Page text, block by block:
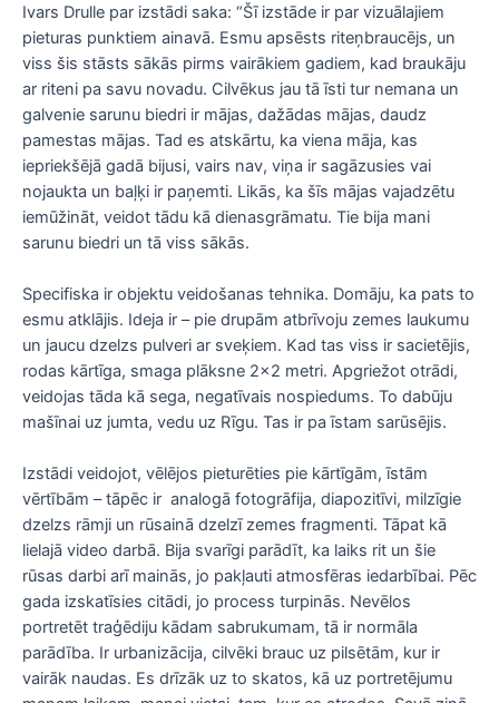
Ivars Drulle par izstādi saka: “Šī izstāde ir par vizuālajiem
pieturas punktiem ainavā. Esmu apsēsts riteņbraucējs, un
viss šis stāsts sākās pirms vairākiem gadiem, kad braukāju
ar riteni pa savu novadu. Cilvēkus jau tā īsti tur nemana un
galvenie sarunu biedri ir mājas, dažādas mājas, daudz
pamestas mājas. Tad es atskārtu, ka viena māja, kas
iepriekšējā gadā bijusi, vairs nav, viņa ir sagāzusies vai
nojaukta un baļķi ir paņemti. Likās, ka šīs mājas vajadzētu
iemūžināt, veidot tādu kā dienasgrāmatu. Tie bija mani
sarunu biedri un tā viss sākās.
Specifiska ir objektu veidošanas tehnika. Domāju, ka pats to
esmu atklājis. Ideja ir – pie drupām atbrīvoju zemes laukumu
un jaucu dzelzs pulveri ar sveķiem. Kad tas viss ir sacietējis,
rodas kārtīga, smaga plāksne 2×2 metri. Apgriežot otrādi,
veidojas tāda kā sega, negatīvais nospiedums. To dabūju
mašīnai uz jumta, vedu uz Rīgu. Tas ir pa īstam sarūsējis.
Izstādi veidojot, vēlējos pieturēties pie kārtīgām, īstām
vērtībām – tāpēc ir analogā fotogrāfija, diapozitīvi, milzīgie
dzelzs rāmji un rūsainā dzelzī zemes fragmenti. Tāpat kā
lielajā video darbā. Bija svarīgi parādīt, ka laiks rit un šie
rūsas darbi arī mainās, jo pakļauti atmosfēras iedarbībai. Pēc
gada izskatīsies citādi, jo process turpinās. Nevēlos
portretēt traģēdiju kādam sabrukumam, tā ir normāla
parādība. Ir urbanizācija, cilvēki brauc uz pilsētām, kur ir
vairāk naudas. Es drīzāk uz to skatos, kā uz portretējumu